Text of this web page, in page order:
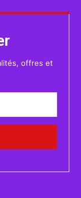
offres et